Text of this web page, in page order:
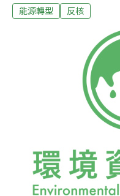
發展核能。一旦發生核
團，於全球召募萬人訴
日立（Hitachi）、東芝
際訴訟。律師團代表也
入。3大理由 台律師捍
核災負責，是否還會注
表分享了在國內對電力
能源轉型 反核